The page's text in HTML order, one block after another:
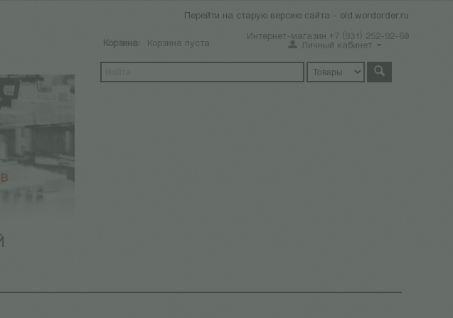
Перейти на старую версию сайта - old.wordorder.ru
Интернет-магазин +7 (931) 252-92-60
Корзина: Корзина пуста Личный кабинет